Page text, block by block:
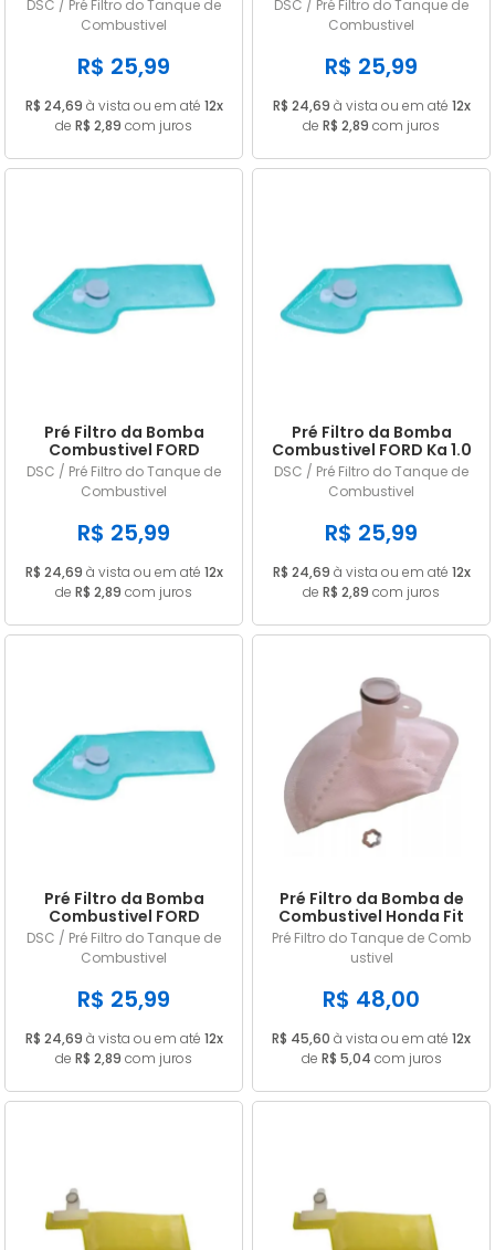
2016/… em diante
DSC / Pré Filtro do Tanque de
Combustivel
R$ 25,99
R$ 24,69 à vista ou em até 12x
de R$ 2,89 com juros
diante
DSC / Pré Filtro do Tanque de
Combustivel
R$ 25,99
R$ 24,69 à vista ou em até 12x
de R$ 2,89 com juros
Pré Filtro da Bomba
Combustivel FORD
Fiesta 1.5/1.6 16v 2013 a
2019 Flex
DSC / Pré Filtro do Tanque de
Combustivel
R$ 25,99
R$ 24,69 à vista ou em até 12x
de R$ 2,89 com juros
Pré Filtro da Bomba
Combustivel FORD Ka 1.0
12v / 1.6 16v Sigma 2013 a
2019
DSC / Pré Filtro do Tanque de
Combustivel
R$ 25,99
R$ 24,69 à vista ou em até 12x
de R$ 2,89 com juros
Pré Filtro da Bomba
Combustivel FORD
Ecosport 1.6 16v Sigma /
2.0 16v Duratec 2014 a
2019
DSC / Pré Filtro do Tanque de
Combustivel
R$ 25,99
R$ 24,69 à vista ou em até 12x
de R$ 2,89 com juros
Pré Filtro da Bomba de
Combustivel Honda Fit
1.4 8v 2003 até 2006 / Fit
1.5 16v 2005 até 2008
Pré Filtro do Tanque de Comb
ustivel
R$ 48,00
R$ 45,60 à vista ou em até 12x
de R$ 5,04 com juros